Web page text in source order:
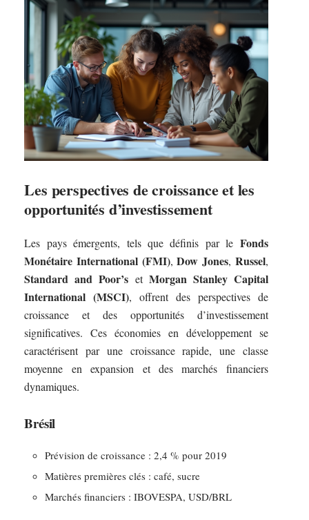
Les perspectives de croissance et les
opportunités d’investissement
Les pays émergents, tels que définis par le Fonds
Monétaire International (FMI),Dow Jones, Russel,
Standard and Poor’s et Morgan Stanley Capital
International (MSCI), offrent des perspectives de
croissance et des opportunités d’investissement
significatives. Ces économies en développement se
caractérisent par une croissance rapide, une classe
moyenne en expansion et des marchés financiers
dynamiques.
Brésil
Prévision de croissance : 2,4 % pour 2019
Matières premières clés : café, sucre
Marchés financiers : IBOVESPA, USD/BRL